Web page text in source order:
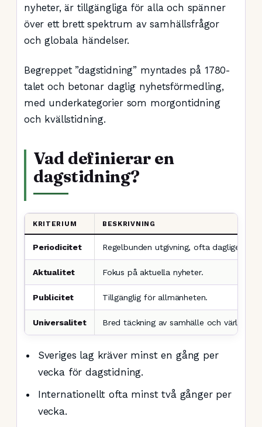
nyheter, är tillgängliga för alla och spänner
över ett brett spektrum av samhällsfrågor
och globala händelser.
Begreppet ”dagstidning” myntades på 1780-
talet och betonar daglig nyhetsförmedling,
med underkategorier som morgontidning
och kvällstidning.
Vad definierar en
dagstidning?
KRITERIUM BESKRIVNING
Periodicitet Regelbunden utgivning, ofta dagligen
Aktualitet Fokus på aktuella nyheter.
Publicitet Tillgänglig för allmänheten.
Universalitet Bred täckning av samhälle och värld.
Sveriges lag kräver minst en gång per
vecka för dagstidning.
Internationellt ofta minst två gånger per
vecka.